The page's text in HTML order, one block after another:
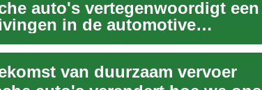
auto's vertegenwoordigt een
in de automotive
van duurzaam vervoer